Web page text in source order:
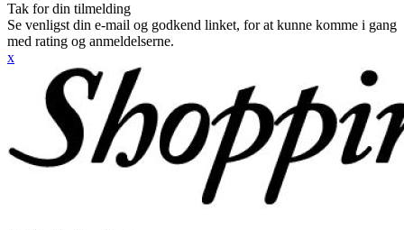
Tak for din tilmelding
Se venligst din e-mail og godkend linket, for at kunne komme i gang
med rating og anmeldelserne.
x